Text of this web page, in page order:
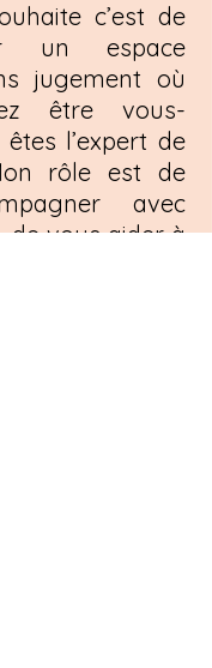
c’est de
un espace
jugement où
être vous-
l’expert de
rôle est de
avec
de vous aider à